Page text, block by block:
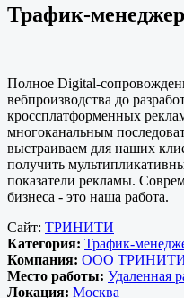
Трафик-
Полное Digital-
вебпроизводства до
кроссплатформенных
многоканальным
выстраиваем для наших
получить
показатели рекламы.
бизнеса - это наша работа.
Сайт: ТРИНИТИ
Категория: Трафик-
Компания: ООО
Место работы: Удаленная
Локация: Москва